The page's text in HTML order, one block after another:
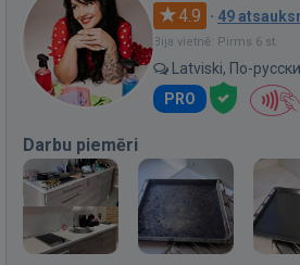
4.9 · 49
Bija vietnē: Pirms 6 st.
Latviski, По-
PRO
Darbu piemēri